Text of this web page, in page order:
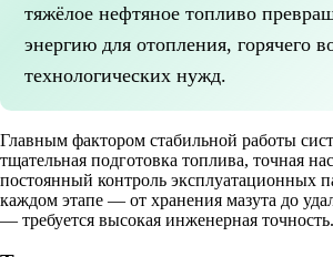
тяжёлое нефтяное топливо
энергию для отопления, горячего
технологических нужд.
Главным фактором стабильной работы
тщательная подготовка топлива, точная
постоянный контроль эксплуатационных
каждом этапе — от хранения мазута до
— требуется высокая инженерная точность.